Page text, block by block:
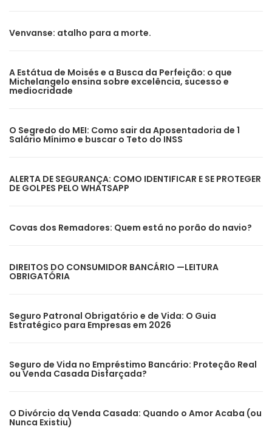
Venvanse: atalho para a morte.
A Estátua de Moisés e a Busca da Perfeição: o que
Michelangelo ensina sobre excelência, sucesso e
mediocridade
O Segredo do MEI: Como sair da Aposentadoria de 1
Salário Mínimo e buscar o Teto do INSS
ALERTA DE SEGURANÇA: COMO IDENTIFICAR E SE PROTEGER
DE GOLPES PELO WHATSAPP
Covas dos Remadores: Quem está no porão do navio?
DIREITOS DO CONSUMIDOR BANCÁRIO —LEITURA
OBRIGATÓRIA
Seguro Patronal Obrigatório e de Vida: O Guia
Estratégico para Empresas em 2026
Seguro de Vida no Empréstimo Bancário: Proteção Real
ou Venda Casada Disfarçada?
O Divórcio da Venda Casada: Quando o Amor Acaba (ou
Nunca Existiu)